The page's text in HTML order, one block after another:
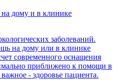
заболеваний.
на дому или в клинике
современного оснащения
приближено к помощи в
- здоровье пациента.